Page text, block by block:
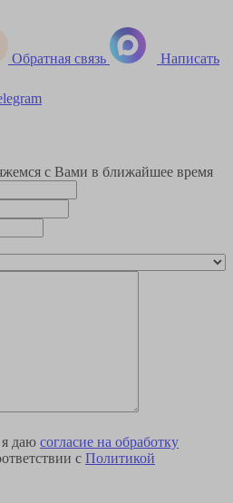
Обратная связь Написать
с Вами в ближайшее время
даю согласие на обработку
с Политикой